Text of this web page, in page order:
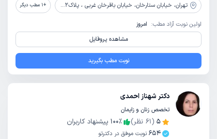
تهران، خیابان ستارخان، خیابان باقرخان غربی ، پلاک72 ، واحد 5 +
1 مطب دیگر
اولین نوبت آزاد مطب: امروز
مشاهده پروفایل
نوبت مطب بگیرید
دکتر شهناز احمدی
تخصص زنان و زایمان
5
(
61 نظر) 100٪
پیشنهاد کاربران
654 نوبت موفق در دکترتو